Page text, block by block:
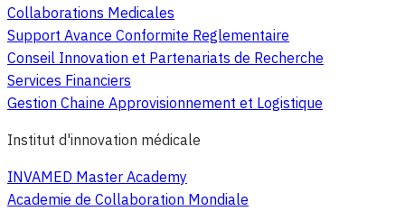
Collaborations Medicales
Support Avance Conformite Reglementaire
Conseil Innovation et Partenariats de Recherche
Services Financiers
Gestion Chaine Approvisionnement et Logistique
Institut d'innovation médicale
INVAMED Master Academy
Academie de Collaboration Mondiale